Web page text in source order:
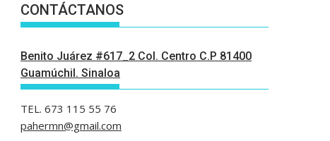
CONTÁCTANOS
Benito Juárez #617_2 Col. Centro C.P 81400
Guamúchil. Sinaloa
TEL. 673 115 55 76
pahermn@gmail.com